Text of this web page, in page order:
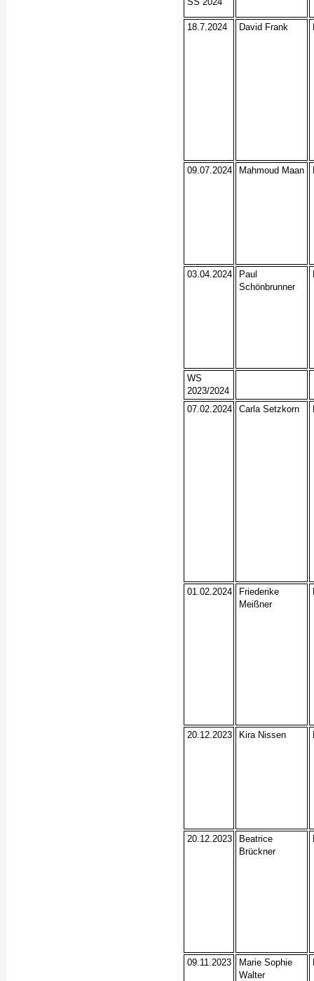
18.7.2024 David Frank
09.07.2024 Mahmoud Maan
03.04.2024
Paul
Schönbrunner
WS
2023/2024
07.02.2024
Carla Setzkorn
01.02.2024
Friederike
Meißner
20.12.2023 Kira Nissen
20.12.2023
Beatrice
Brückner
09.11.2023
Marie Sophie
Walter